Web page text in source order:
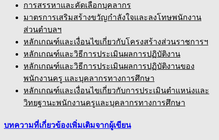
การสรรหาและคัดเลือกบุคลากร
มาตรการเสริมสร้างขวัญกำลังใจและลงโทษพนักงาน
ส่วนตำบลฯ
หลักเกณฑ์และเงื่อนไขเกี่ยวกับโครงสร้างส่วนราชการฯ
หลักเกณฑ์และวิธีการประเมินผลการปฏิบัติงาน
หลักเกณฑ์และวิธีการประเมินผลการปฏิบัติงานของ
พนักงานครู และบุคลากรทางการศึกษา
หลักเกณฑ์และเงื่อนไขเกี่ยวกับการประเมินตำแหน่งและ
วิทยฐานะพนักงานครูและบุคลากรทางการศึกษา
บทความที่เกี่ยวข้องเพิ่มเติมจากผู้เขียน